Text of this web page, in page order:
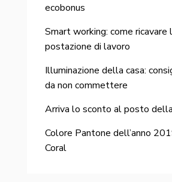
ecobonus
Smart working: come ricavare
postazione di lavoro
Illuminazione della casa:
da non commettere
Arriva lo sconto al posto
Colore Pantone dell’anno
Coral